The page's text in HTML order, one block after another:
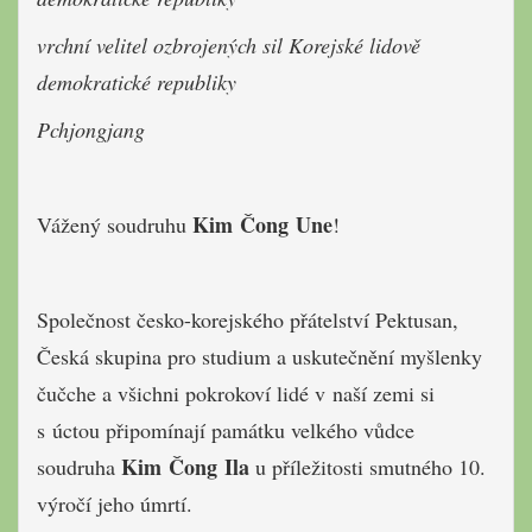
vrchní velitel ozbrojených sil Korejské lidově
demokratické republiky
Pchjongjang
Vážený soudruhu Kim Čong Une!
Společnost česko-korejského přátelství Pektusan,
Česká skupina pro studium a uskutečnění myšlenky
čučche a všichni pokrokoví lidé v naší zemi si
s úctou připomínají památku velkého vůdce
soudruha Kim Čong Ila u příležitosti smutného 10.
výročí jeho úmrtí.